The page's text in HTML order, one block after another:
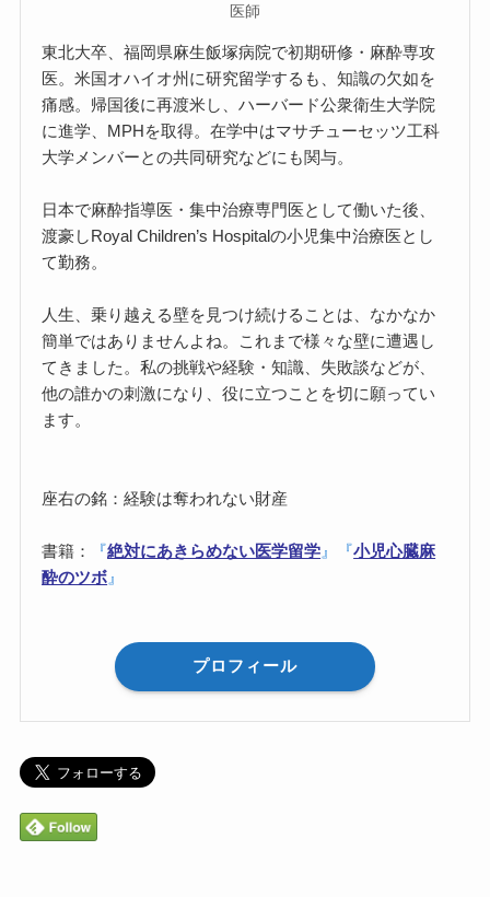
医師
東北大卒、福岡県麻生飯塚病院で初期研修・麻酔専攻
医。米国オハイオ州に研究留学するも、知識の欠如を
痛感。帰国後に再渡米し、ハーバード公衆衛生大学院
に進学、MPHを取得。在学中はマサチューセッツ工科
大学メンバーとの共同研究などにも関与。
日本で麻酔指導医・集中治療専門医として働いた後、
渡豪しRoyal Children’s Hospitalの小児集中治療医とし
て勤務。
人生、乗り越える壁を見つけ続けることは、なかなか
簡単ではありませんよね。これまで様々な壁に遭遇し
てきました。私の挑戦や経験・知識、失敗談などが、
他の誰かの刺激になり、役に立つことを切に願ってい
ます。
座右の銘：経験は奪われない財産
書籍： 『絶対にあきらめない医学留学 』 『小児心臓麻
酔のツボ 』
プロフィール